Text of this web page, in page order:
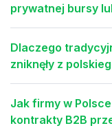
prywatnej bursy
Dlaczego
zniknęły z
Jak firmy w
kontrakty B2B